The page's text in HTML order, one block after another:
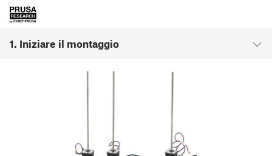
1. Iniziare il montaggio